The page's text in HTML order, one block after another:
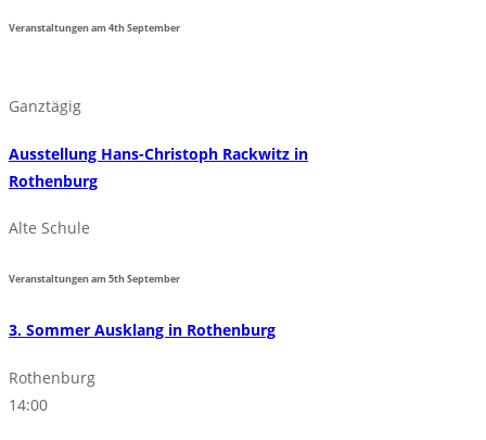
Veranstaltungen am4thSeptember
Ganztägig
Ausstellung Hans-Christoph Rackwitz in
Rothenburg
Alte Schule
Veranstaltungen am5thSeptember
3. Sommer Ausklang in Rothenburg
Rothenburg
14:00